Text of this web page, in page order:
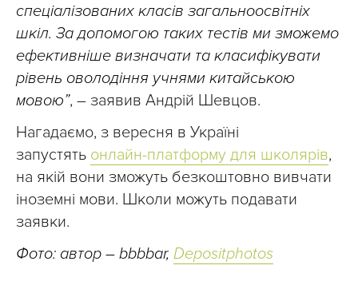
спеціалізованих класів загальноосвітніх
шкіл. За допомогою таких тестів ми зможемо
ефективніше визначати та класифікувати
рівень оволодіння учнями китайською
мовою”, – заявив Андрій Шевцов.
Нагадаємо, з вересня в Україні
запустять онлайн-платформу для школярів,
на якій вони зможуть безкоштовно вивчати
іноземні мови. Школи можуть подавати
заявки.
Фото: автор – bbbbar, Depositphotos